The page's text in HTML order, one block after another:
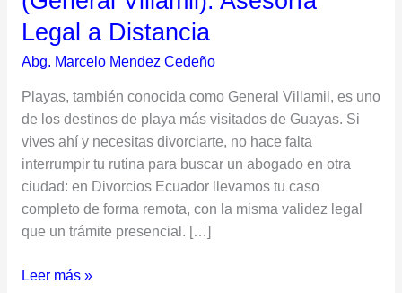
Legal a Distancia
Abg. Marcelo Mendez Cedeño
Playas, también conocida como General Villamil, es uno
de los destinos de playa más visitados de Guayas. Si
vives ahí y necesitas divorciarte, no hace falta
interrumpir tu rutina para buscar un abogado en otra
ciudad: en Divorcios Ecuador llevamos tu caso
completo de forma remota, con la misma validez legal
que un trámite presencial. […]
Leer más »